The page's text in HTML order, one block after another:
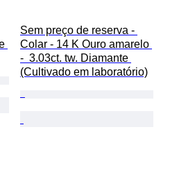
Sem preço de reserva -
Colar - 14 K Ouro amarelo
-  3.03ct. tw. Diamante
(Cultivado em laboratório)